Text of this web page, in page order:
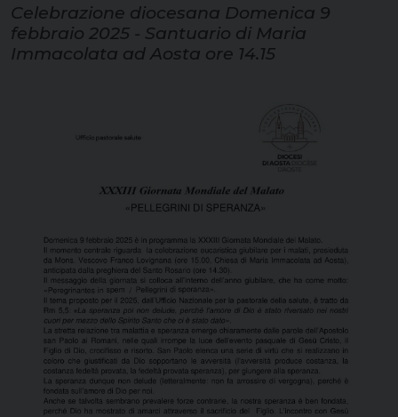
Celebrazione diocesana Domenica 9
febbraio 2025 - Santuario di Maria
Immacolata ad Aosta ore 14.15